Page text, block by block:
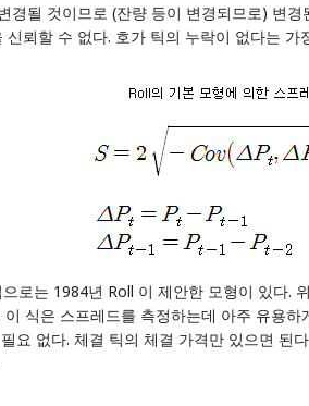
경될 것이므로 (잔량 등이 변경되므로) 변
뢰할 수 없다. 호가 틱의 누락이 없다는
로는 1984년 Roll 이 제안한 모형이 있다.
식은 스프레드를 측정하는데 아주 유용
요 없다. 체결 틱의 체결 가격만 있으면 된